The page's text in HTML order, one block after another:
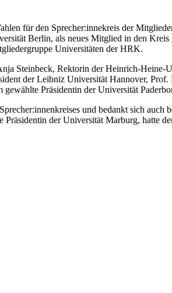
für den Sprecher:innekreis der
Berlin, als neues Mitglied in den
Universitäten der HRK.
Steinbeck, Rektorin der Heinrich-
der Leibniz Universität Hannover,
Präsidentin der Universität
und bedankt sich
der Universität Marburg, hatte